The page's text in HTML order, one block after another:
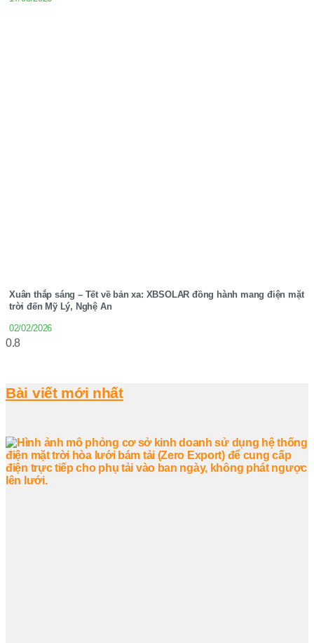
Xuân thắp sáng – Tết về bản xa: XBSOLAR đồng hành mang điện mặt
trời đến Mỹ Lý, Nghệ An
02/02/2026
Bài viết mới nhất